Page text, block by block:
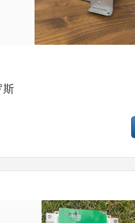
斯